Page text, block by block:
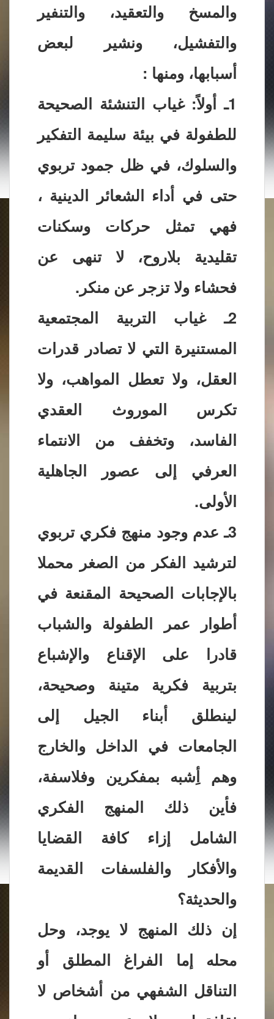
والمسخ والتعقيد، والتنفير
والتفشيل، ونشير لبعض
أسبابها، ومنها :
1ـ أولاً: غياب التنشئة الصحيحة
للطفولة في بيئة سليمة التفكير
والسلوك، في ظل جمود تربوي
حتى في أداء الشعائر الدينية ،
فهي تمثل حركات وسكنات
تقليدية بلاروح، لا تنهى عن
فحشاء ولا تزجر عن منكر.
2ـ غياب التربية المجتمعية
المستنيرة التي لا تصادر قدرات
العقل، ولا تعطل المواهب، ولا
تكرس الموروث العقدي
الفاسد، وتخفف من الانتماء
العرفي إلى عصور الجاهلية
الأولى.
3ـ عدم وجود منهج فكري تربوي
لترشيد الفكر من الصغر محملا
بالإجابات الصحيحة المقنعة في
أطوار عمر الطفولة والشباب
قادرا على الإقناع والإشباع
بتربية فكرية متينة وصحيحة،
لينطلق أبناء الجيل إلى
الجامعات في الداخل والخارج
وهم أِشبه بمفكرين وفلاسفة،
فأين ذلك المنهج الفكري
الشامل إزاء كافة القضايا
والأفكار والفلسفات القديمة
والحديثة؟
إن ذلك المنهج لا يوجد، وحل
محله إما الفراغ المطلق أو
التناقل الشفهي من أشخاص لا